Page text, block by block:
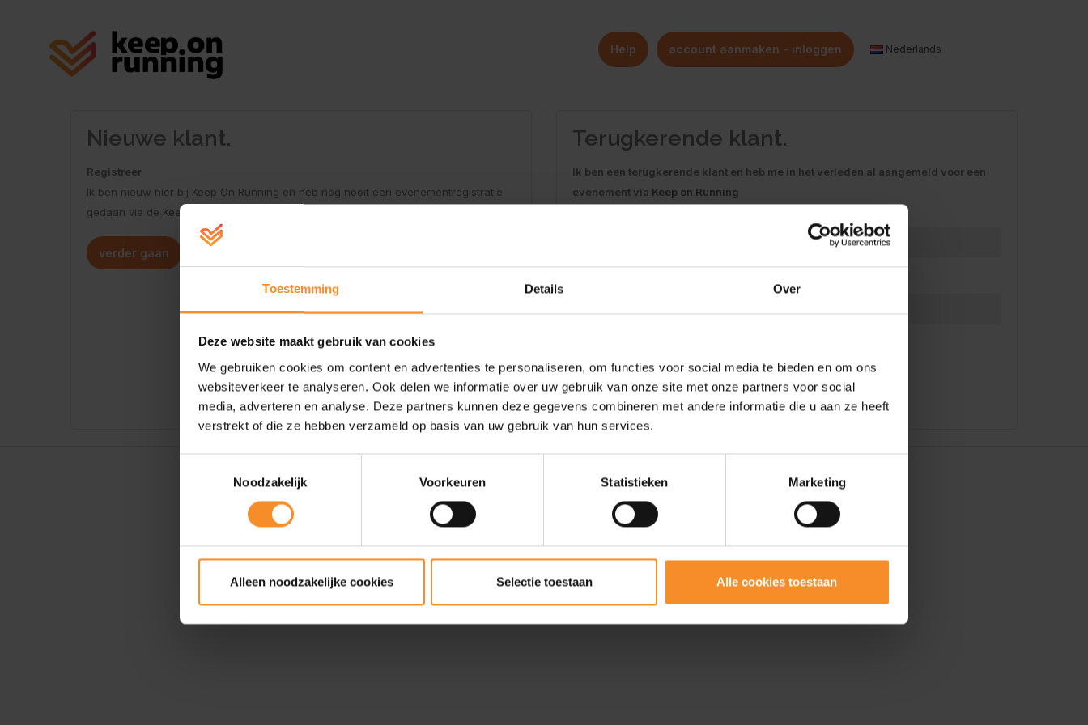
Toestemming Details Over
Deze website maakt gebruik van cookies
We gebruiken cookies om content en advertenties te personaliseren, om functies voor social media te bieden en om ons
websiteverkeer te analyseren. Ook delen we informatie over uw gebruik van onze site met onze partners voor social
media, adverteren en analyse. Deze partners kunnen deze gegevens combineren met andere informatie die u aan ze heeft
verstrekt of die ze hebben verzameld op basis van uw gebruik van hun services.
Noodzakelijk
Voorkeuren Statistieken Marketing
Alleen noodzakelijke cookies Selectie toestaan Alle cookies toestaan
Help account aanmaken - inloggen Nederlands
Nieuwe klant.
Registreer
Ik ben nieuw hier bij Keep On Running en heb nog nooit een evenementregistratie
gedaan via de Keep On Running
verder gaan
Terugkerende klant.
Ik ben een terugkerende klant en heb me in het verleden al aangemeld voor een
evenement via Keep on Running
Inloggen